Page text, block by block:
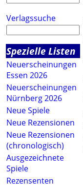
Verlagssuche
Spezielle Listen
Neuerscheinungen
Essen 2026
Neuerscheinungen
Nürnberg 2026
Neue Spiele
Neue Rezensionen
Neue Rezensionen
(chronologisch)
Ausgezeichnete
Spiele
Rezensenten